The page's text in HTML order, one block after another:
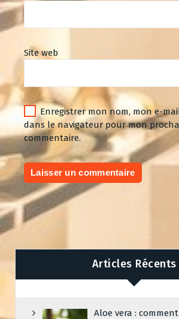
Site web
Enregistrer mon nom, mon e-
dans le navigateur pour mon
commentaire.
Articles Récents
Aloe vera :